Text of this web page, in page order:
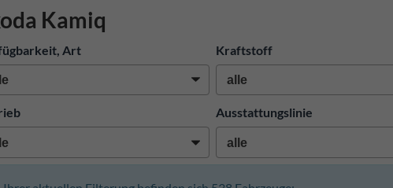
Kamiq
Art Kraftstoff
Ausstattungslinie